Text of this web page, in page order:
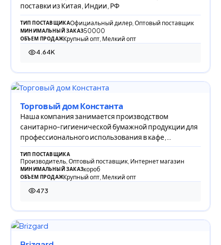
поставки из Китая, Индии, РФ
ТИП ПОСТАВЩИКАОфициальный дилер, Оптовый поставщик
МИНИМАЛЬНЫЙ ЗАКАЗ50000
ОБЪЕМ ПРОДАЖКрупный опт, Мелкий опт
4.64K
4 644 просмотра
Торговый дом Константа
Наша компания занимается производством
санитарно-гигиенической бумажной продукции для
профессионального использования в кафе,
бизнесцентрах,
ТИП ПОСТАВЩИКА
Производитель, Оптовый поставщик, Интернет магазин
МИНИМАЛЬНЫЙ ЗАКАЗкороб
ОБЪЕМ ПРОДАЖКрупный опт, Мелкий опт
473
473 просмотра